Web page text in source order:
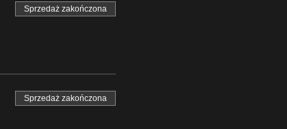
Sprzedaż zakończona
Sprzedaż zakończona